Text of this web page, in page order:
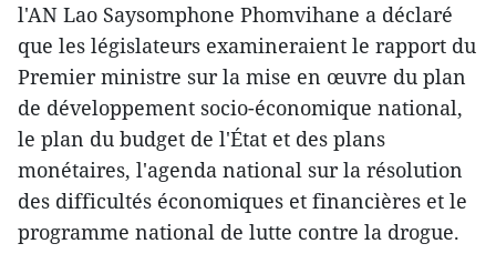
l'AN Lao Saysomphone Phomvihane a déclaré
que les législateurs examineraient le rapport du
Premier ministre sur la mise en œuvre du plan
de développement socio-économique national,
le plan du budget de l'État et des plans
monétaires, l'agenda national sur la résolution
des difficultés économiques et financières et le
programme national de lutte contre la drogue.